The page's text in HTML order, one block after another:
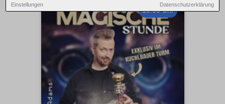
Einstellungen Datenschutzerklärung
19:00 Uhr